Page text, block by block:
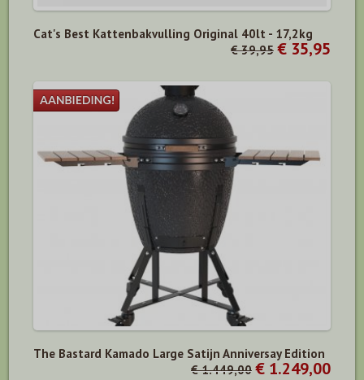
Cat's Best Kattenbakvulling Original 40lt - 17,2kg
€ 39,95 € 35,95
The Bastard Kamado Large Satijn Anniversay Edition
€ 1.449,00 € 1.249,00